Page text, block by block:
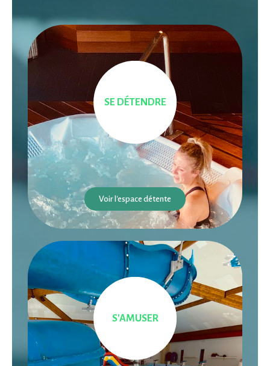
SE DÉTENDRE
Voir l'espace détente
S'AMUSER